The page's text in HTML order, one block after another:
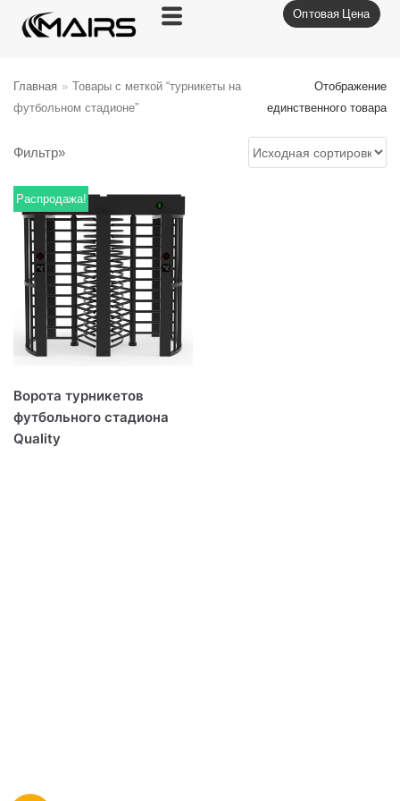
Перейти
Оптовая Цена
Главная » Товары с меткой “турникеты на
футбольном стадионе”
Отображение
единственного товара
Фильтр»
Распродажа!
Ворота турникетов
футбольного стадиона
Quality